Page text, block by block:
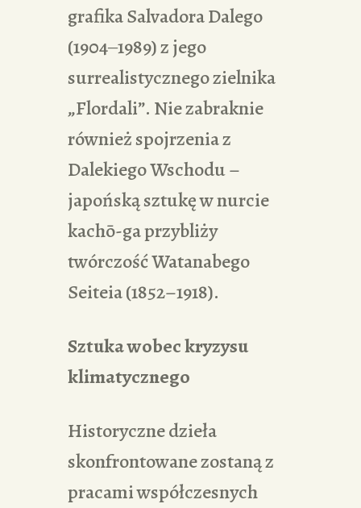
grafika Salvadora Dalego
(1904‒1989) z jego
surrealistycznego zielnika
„Flordali”. Nie zabraknie
również spojrzenia z
Dalekiego Wschodu –
japońską sztukę w nurcie
kachō-ga przybliży
twórczość Watanabego
Seiteia (1852–1918).
Sztuka wobec kryzysu
klimatycznego
Historyczne dzieła
skonfrontowane zostaną z
pracami współczesnych